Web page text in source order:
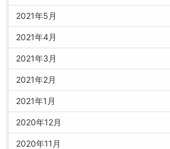
2021年5月
2021年4月
2021年3月
2021年2月
2021年1月
2020年12月
2020年11月